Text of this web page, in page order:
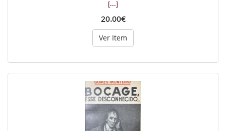
[...]
20.00€
Ver Item